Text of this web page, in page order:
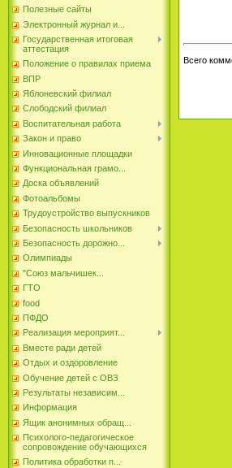
Полезные сайты
Электронный журнал и...
Государственная итоговая
аттестация
Положение о правилах приема
ВПР
Яблоневский филиал
Слободский филиал
Воспитательная работа
Закон и право
Инновационные площадки
Функциональная грамо...
Доска объявлений
Фотоальбомы
Трудоустройство выпускников
Безопасность школьников
Безопасность дорожно...
Олимпиады
"Союз мальчишек...
ГТО
food
ПФДО
Реализация мероприят...
Вместе ради детей
Отдых и оздоровление
Обучение детей с ОВЗ
Результаты независим...
Информация
Ящик анонимных обращ...
Психолого-педагогическое
сопровождение обучающихся
Политика обработки п...
Всего